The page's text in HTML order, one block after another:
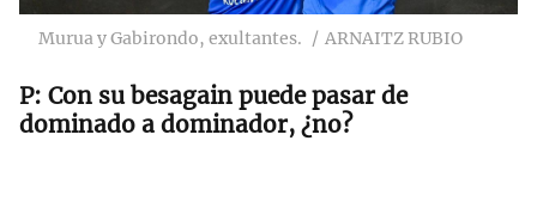
Murua y Gabirondo, exultantes. ARNAITZ RUBIO
Con su besagain puede pasar de
dominado a dominador, ¿no?